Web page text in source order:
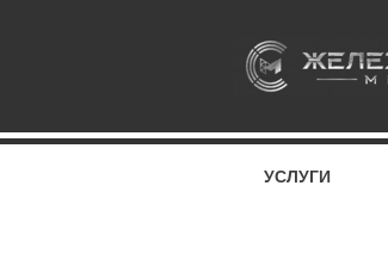
УСЛУГИ